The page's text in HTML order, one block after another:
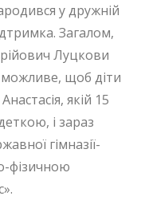
у дружній
Загалом,
Луцкови
можливе, щоб діти
якій 15
і зараз
гімназії-
фізичною